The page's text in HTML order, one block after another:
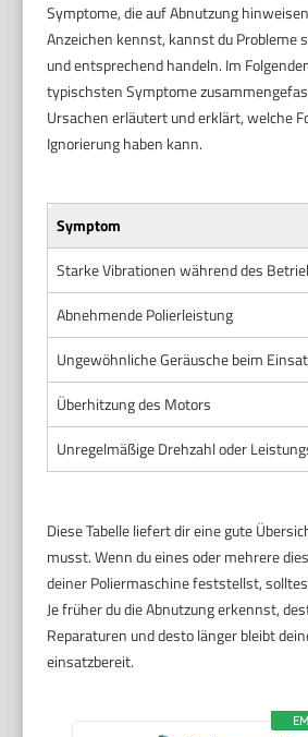
Symptome, die auf Abnutzung
Anzeichen kennst, kannst du Probleme
und entsprechend handeln. Im
typischsten Symptome
Ursachen erläutert und erklärt, welche
Ignorierung haben kann.
Symptom
Starke Vibrationen während des
Abnehmende Polierleistung
Ungewöhnliche Geräusche beim
Überhitzung des Motors
Unregelmäßige Drehzahl oder
Diese Tabelle liefert dir eine gute
musst. Wenn du eines oder mehrere
deiner Poliermaschine feststellst,
Je früher du die Abnutzung erkennst,
Reparaturen und desto länger bleibt
einsatzbereit.